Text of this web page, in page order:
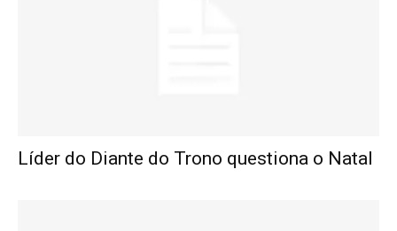
Líder do Diante do Trono questiona o Natal